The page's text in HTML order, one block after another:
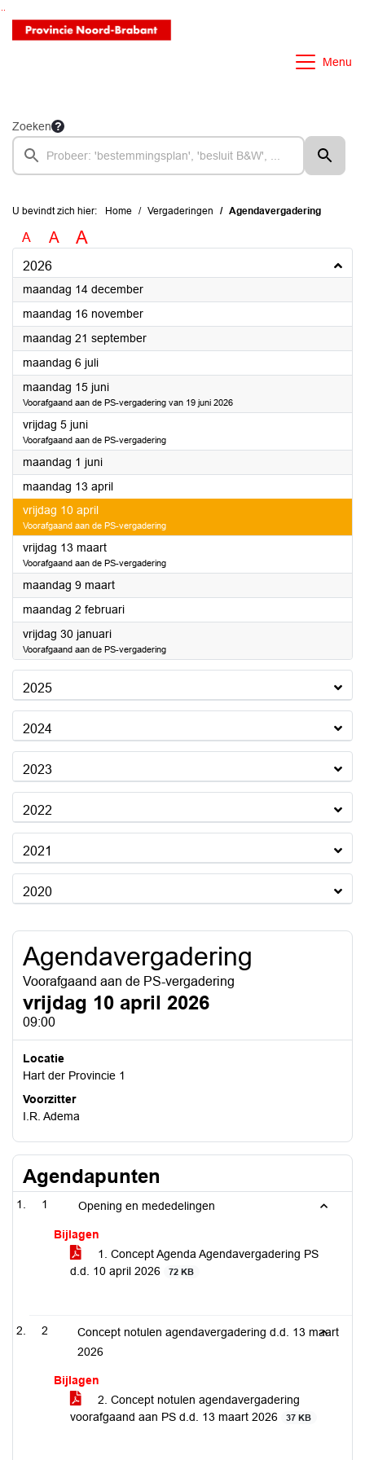
Ga naar de inhoud van deze pagina
Ga naar het zoeken
Ga naar het menu
Menu
Zoeken
U bevindt zich hier: Home Vergaderingen Agendavergadering
A A A
2026
maandag 14 december2026
maandag 16 november2026
maandag 21 september2026
maandag 6 juli2026
maandag 15 juni2026
Voorafgaand aan de PS-vergadering van 19 juni 2026
vrijdag 5 juni2026
Voorafgaand aan de PS-vergadering
maandag 1 juni2026
maandag 13 april2026
vrijdag 10 april2026
Voorafgaand aan de PS-vergadering
vrijdag 13 maart2026
Voorafgaand aan de PS-vergadering
maandag 9 maart2026
maandag 2 februari2026
vrijdag 30 januari2026
Voorafgaand aan de PS-vergadering
2025
2024
2023
2022
2021
2020
Agendavergadering
Voorafgaand aan de PS-vergadering
vrijdag 10 april 2026
09:00
Locatie
Hart der Provincie 1
Voorzitter
I.R. Adema
Agendapunten
1 Opening en mededelingen
Bijlagen
1. Concept Agenda Agendavergadering PS
d.d. 10 april 2026
72 KB
2
Concept notulen agendavergadering d.d. 13 maart
2026
Bijlagen
2. Concept notulen agendavergadering
voorafgaand aan PS d.d. 13 maart 2026
37 KB